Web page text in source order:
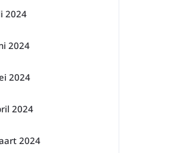
2024
2024
2024
2024
2024